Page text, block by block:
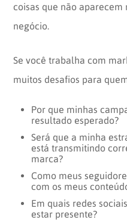
coisas que não
negócio.
Se você trabalha com
muitos desafios para
Por que minhas
resultado esperado?
Será que a minha
está transmitindo
marca?
Como meus
com os meus
Em quais redes
estar presente?